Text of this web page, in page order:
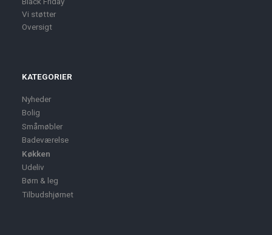
Vi støtter
Oversigt
KATEGORIER
Nyheder
Bolig
Småmøbler
Badeværelse
Køkken
Udeliv
Børn & leg
Tilbudshjørnet